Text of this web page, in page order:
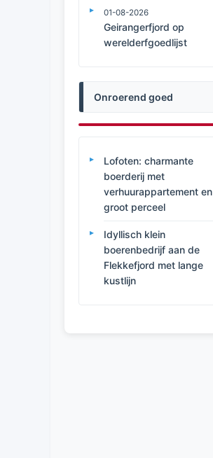
01-08-2026
Geirangerfjord op
werelderfgoedlijst
Onroerend goed
Lofoten: charmante
boerderij met
verhuurappartement en
groot perceel
Idyllisch klein
boerenbedrijf aan de
Flekkefjord met lange
kustlijn